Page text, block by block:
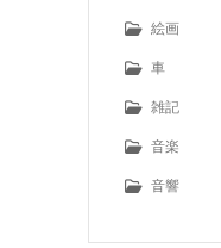
絵画
車
雑記
音楽
音響